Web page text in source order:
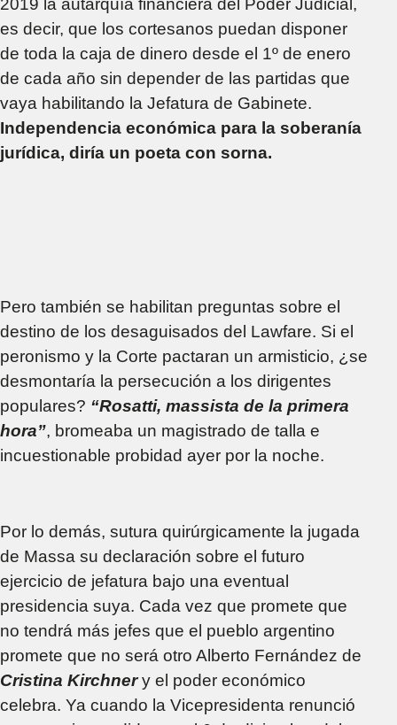
2019 la autarquía financiera del Poder Judicial,
es decir, que los cortesanos puedan disponer
de toda la caja de dinero desde el 1º de enero
de cada año sin depender de las partidas que
vaya habilitando la Jefatura de Gabinete.
Independencia económica para la soberanía
jurídica, diría un poeta con sorna.
Pero también se habilitan preguntas sobre el
destino de los desaguisados del Lawfare. Si el
peronismo y la Corte pactaran un armisticio, ¿se
desmontaría la persecución a los dirigentes
populares? “Rosatti, massista de la primera
hora”, bromeaba un magistrado de talla e
incuestionable probidad ayer por la noche.
Por lo demás, sutura quirúrgicamente la jugada
de Massa su declaración sobre el futuro
ejercicio de jefatura bajo una eventual
presidencia suya. Cada vez que promete que
no tendrá más jefes que el pueblo argentino
promete que no será otro Alberto Fernández de
Cristina Kirchnery el poder económico
celebra. Ya cuando la Vicepresidenta renunció